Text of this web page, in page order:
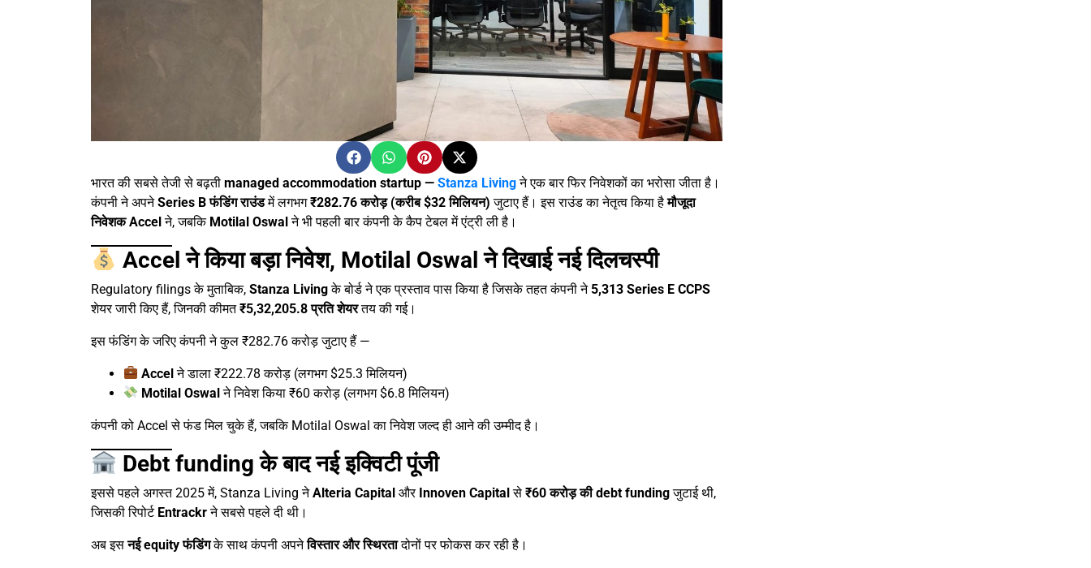
भारत की सबसे तेजी से बढ़ती managed accommodation startup — Stanza Living ने एक बार फिर निवेशकों का भरोसा जीता है।
कंपनी ने अपनेSeries B फंडिंग राउंडमें लगभग₹282.76 करोड़ (करीब $32 मिलियन) जुटाए हैं। इस राउंड का नेतृत्व किया हैमौजूदा
निवेशक Accelने, जबकि Motilal Oswalने भी पहली बार कंपनी के कैप टेबल में एंट्री ली है।
Accel ने किया बड़ा निवेश, Motilal Oswal ने दिखाई नई दिलचस्पी
Regulatory filings के मुताबिक, Stanza Livingके बोर्ड ने एक प्रस्ताव पास किया है जिसके तहत कंपनी ने5,313 Series E CCPS
शेयर जारी किए हैं, जिनकी कीमत₹5,32,205.8 प्रति शेयरतय की गई।
इस फंडिंग के जरिए कंपनी ने कुल ₹282.76 करोड़ जुटाए हैं —
Accelने डाला ₹222.78 करोड़ (लगभग $25.3 मिलियन)
Motilal Oswalने निवेश किया ₹60 करोड़ (लगभग $6.8 मिलियन)
कंपनी को Accel से फंड मिल चुके हैं, जबकि Motilal Oswal का निवेश जल्द ही आने की उम्मीद है।
Debt funding के बाद नई इक्विटी पूंजी
इससे पहले अगस्त 2025 में, Stanza Living नेAlteria Capital और Innoven Capitalसे ₹60 करोड़ की debt fundingजुटाई थी,
जिसकी रिपोर्ट Entrackrने सबसे पहले दी थी।
अब इसनई equity फंडिंगके साथ कंपनी अपनेविस्तार और स्थिरतादोनों पर फोकस कर रही है।